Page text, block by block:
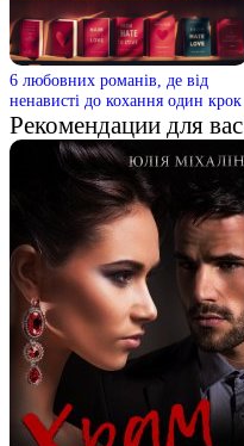
6 любовних романів, де від
ненависті до кохання один крок
Рекомендации для вас